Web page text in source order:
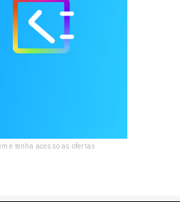
e tenha acesso as ofertas